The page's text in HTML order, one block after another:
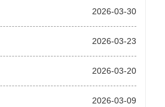
2026-03-30
2026-03-23
2026-03-20
2026-03-09